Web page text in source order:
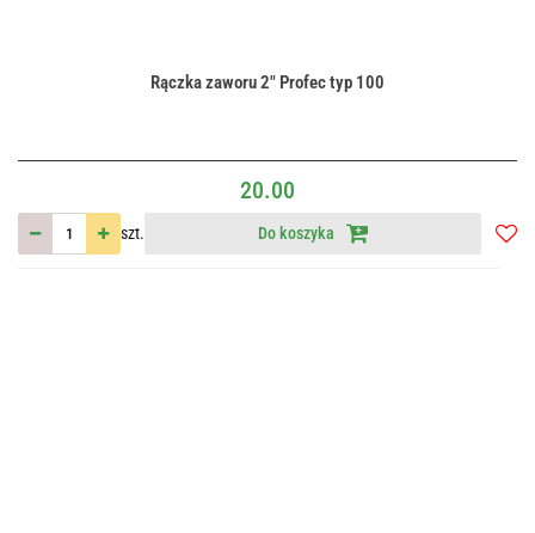
Rączka zaworu 2" Profec typ 100
20.00
szt. Do koszyka